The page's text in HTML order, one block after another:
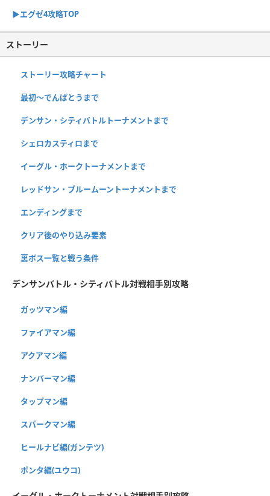
▶︎エグゼ4攻略TOP
ストーリー
ストーリー攻略チャート
最初～でんぱとうまで
デンサン・シティバトルトーナメントまで
シェロカスティロまで
イーグル・ホークトーナメントまで
レッドサン・ブルームーントーナメントまで
エンディングまで
クリア後のやり込み要素
裏ボス一覧と戦う条件
デンサンバトル・シティバトル対戦相手別攻略
ガッツマン編
ファイアマン編
アクアマン編
ナンバーマン編
タップマン編
スパークマン編
ヒールナビ編(ガンテツ)
ポンタ編(ユウコ)